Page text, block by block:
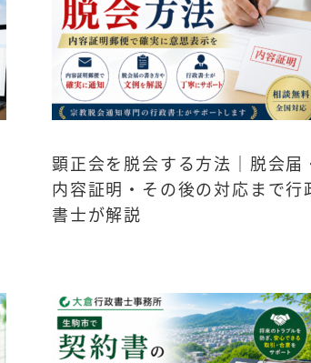
顕正会を脱会する方法｜脱会届
内容証明・その後の対応まで行
書士が解説